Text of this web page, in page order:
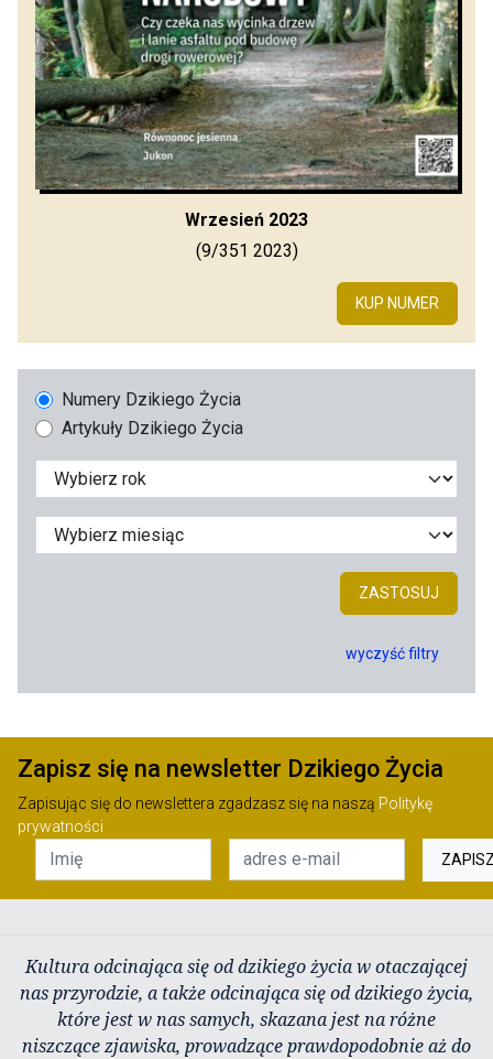
Wrzesień 2023
(9/351 2023)
KUP NUMER
Numery Dzikiego Życia
Artykuły Dzikiego Życia
ZASTOSUJ
wyczyść filtry
Zapisz się na newsletter Dzikiego Życia
Zapisując się do newslettera zgadzasz się na naszą Politykę
prywatności
Kultura odcinająca się od dzikiego życia w otaczającej
nas przyrodzie, a także odcinająca się od dzikiego życia,
które jest w nas samych, skazana jest na różne
niszczące zjawiska, prowadzące prawdopodobnie aż do